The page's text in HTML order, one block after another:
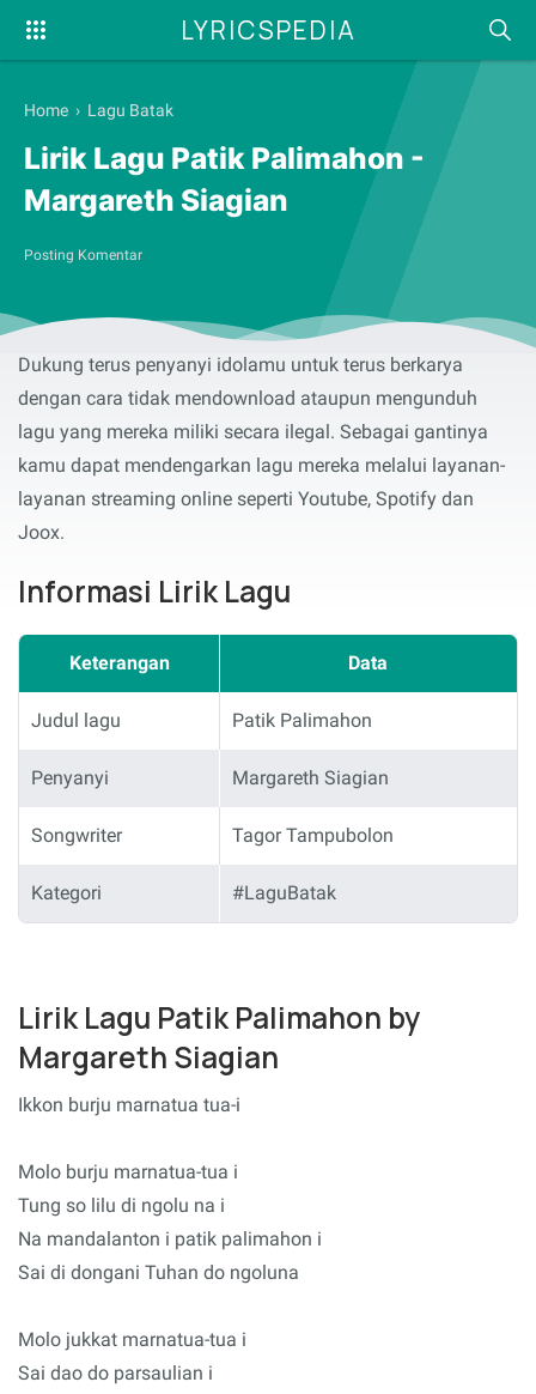
LYRICSPEDIA
Home › Lagu Batak
Lirik Lagu Patik Palimahon -
Margareth Siagian
Posting Komentar
Selamat membaca serta menyanyikan lirik lagu
Palimahon
yang dibawakan oleh Margareth Siagian.
Dukung terus penyanyi idolamu untuk terus berkarya
dengan cara tidak mendownload ataupun mengunduh
lagu yang mereka miliki secara ilegal. Sebagai gantinya
kamu dapat mendengarkan lagu mereka melalui layanan-
layanan streaming online seperti Youtube, Spotify dan
Joox.
Informasi Lirik Lagu
Keterangan Data
Judul lagu Patik Palimahon
Penyanyi Margareth Siagian
Songwriter Tagor Tampubolon
Kategori #LaguBatak
Lirik Lagu Patik Palimahon by
Margareth Siagian
Ikkon burju marnatua tua-i
Molo burju marnatua-tua i
Tung so lilu di ngolu na i
Na mandalanton i patik palimahon i
Sai di dongani Tuhan do ngoluna
Molo jukkat marnatua-tua i
Sai dao do parsaulian i